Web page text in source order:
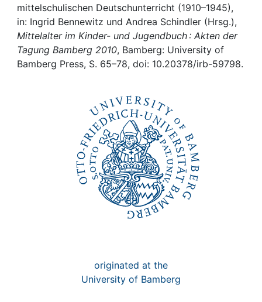
mittelschulischen Deutschunterricht (1910–1945),
in: Ingrid Bennewitz und Andrea Schindler (Hrsg.),
Mittelalter im Kinder- und Jugendbuch : Akten der
Tagung Bamberg 2010, Bamberg: University of
Bamberg Press, S. 65–78, doi: 10.20378/irb-59798.
originated at the
University of Bamberg